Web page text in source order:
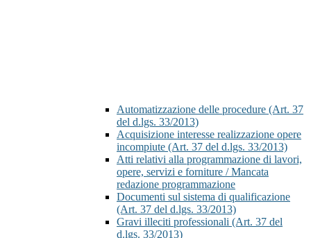
Automatizzazione delle procedure (Art. 37
del d.lgs. 33/2013)
Acquisizione interesse realizzazione opere
incompiute (Art. 37 del d.lgs. 33/2013)
Atti relativi alla programmazione di lavori,
opere, servizi e forniture / Mancata
redazione programmazione
Documenti sul sistema di qualificazione
(Art. 37 del d.lgs. 33/2013)
Gravi illeciti professionali (Art. 37 del
d.lgs. 33/2013)